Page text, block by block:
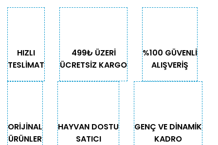
HIZLI
TESLİMAT
499₺ ÜZERİ
ÜCRETSİZ KARGO
%100 GÜVENLİ
ALIŞVERİŞ
ORİJİNAL
ÜRÜNLER
HAYVAN DOSTU
SATICI
GENÇ VE DİNAMİK
KADRO